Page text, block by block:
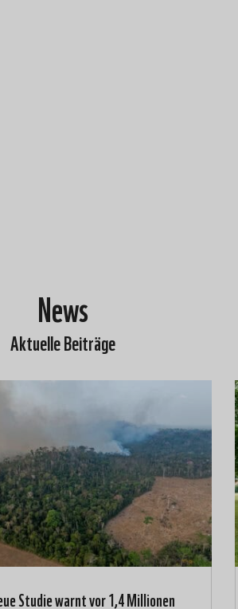
News
Aktuelle Beiträge
Studie warnt vor 1,4 Millionen